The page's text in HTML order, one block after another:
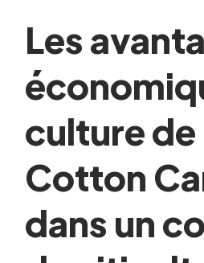
Les
culture de
Cotton
dans un